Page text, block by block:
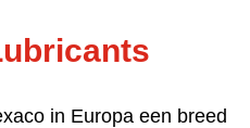
in Europa een breed